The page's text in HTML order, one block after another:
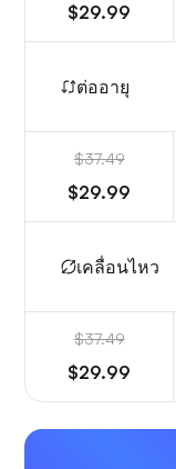
$29.99
ต่ออายุ
$37.49
$29.99
เคลื่อนไหว
$37.49
$29.99